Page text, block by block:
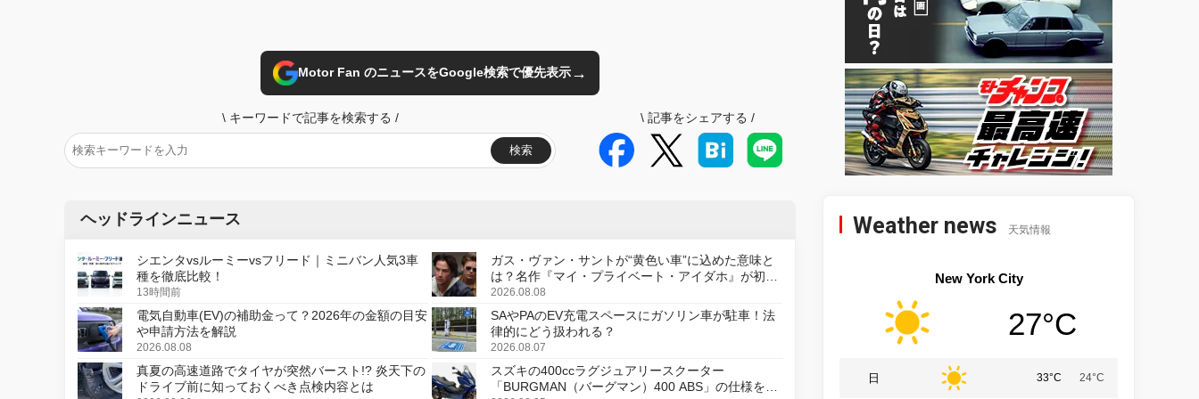
Motor Fan のニュースをGoogle検索で優先表示→
\ キーワードで記事を検索する /
検索
\ 記事をシェアする /
ヘッドラインニュース
シエンタvsルーミーvsフリード｜ミニバン人気3車
種を徹底比較！
13時間前
ガス・ヴァン・サントが“黄色い車”に込めた意味と
は？名作『マイ・プライベート・アイダホ』が初の
デジタルリマスター版で復活
2026.08.08
電気自動車(EV)の補助金って？2026年の金額の目安
や申請方法を解説
2026.08.08
SAやPAのEV充電スペースにガソリン車が駐車！法
律的にどう扱われる？
2026.08.07
真夏の高速道路でタイヤが突然バースト!? 炎天下の
ドライブ前に知っておくべき点検内容とは
スズキの400ccラグジュアリースクーター
「BURGMAN（バーグマン）400 ABS」の仕様を変
Weather news 天気情報
New York City
27°C
日 33°C 24°C